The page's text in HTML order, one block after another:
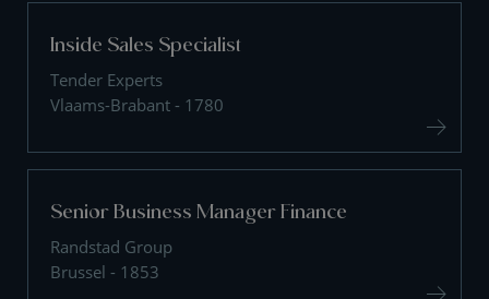
Inside Sales Specialist
Tender Experts
Vlaams-Brabant - 1780
Senior Business Manager Finance
Randstad Group
Brussel - 1853